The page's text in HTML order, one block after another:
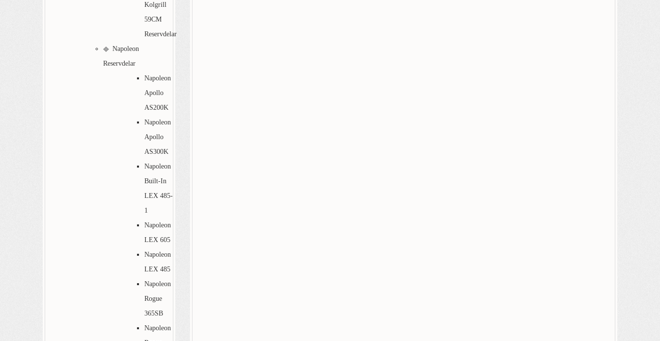
Kolgrill
59CM
Reservdelar
Napoleon
Reservdelar
Napoleon
Apollo
AS200K
Napoleon
Apollo
AS300K
Napoleon
Built-In
LEX 485-
1
Napoleon
LEX 605
Napoleon
LEX 485
Napoleon
Rogue
365SB
Napoleon